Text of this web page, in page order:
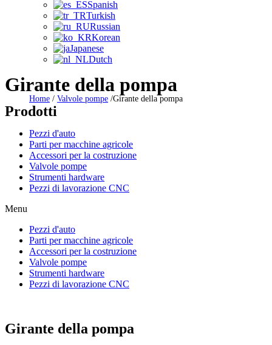
Spanish
Turkish
Russian
Korean
Japanese
Dutch
Girante della pompa
Home / Valvole pompe /Girante della pompa
Prodotti
Pezzi d'auto
Parti per macchine agricole
Accessori per la costruzione
Valvole pompe
Strumenti hardware
Pezzi di lavorazione CNC
Menu
Pezzi d'auto
Parti per macchine agricole
Accessori per la costruzione
Valvole pompe
Strumenti hardware
Pezzi di lavorazione CNC
Girante della pompa